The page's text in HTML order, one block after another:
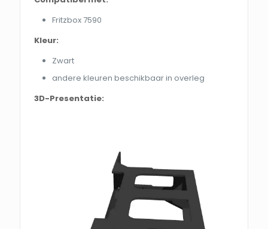
Fritzbox 7590
Kleur:
Zwart
andere kleuren beschikbaar in overleg
3D-Presentatie: